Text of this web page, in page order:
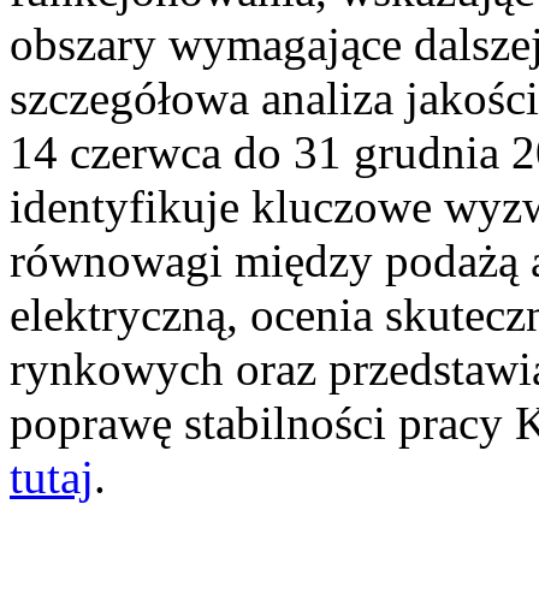
obszary wymagające
szczegółowa analiza
14 czerwca do 31 grudnia
identyfikuje kluczowe
równowagi między podażą
elektryczną, ocenia
rynkowych oraz
poprawę stabilności pracy
tutaj.